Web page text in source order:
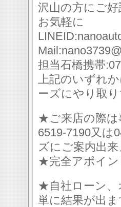
沢山の方にご
お気軽に
担当石橋携帯
上記のいずれ
ーズにやり取
★ご来店の際は
6519-7190又は
ズにご案内出
★完全アポイ
★自社ローン、
単に結果が出